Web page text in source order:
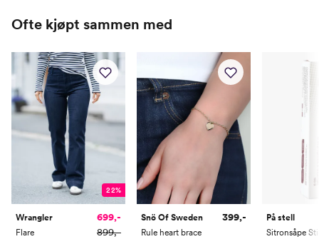
Ofte kjøpt sammen med
22%
Wrangler
Flare
699,-
899,-
Snö Of Sweden
Rule heart brace
399,-
På stell
Sitronsåpe